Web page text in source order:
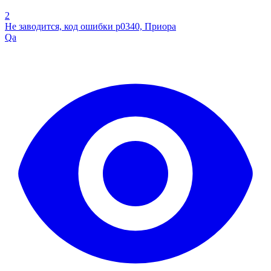
2
Не заводится, код ошибки р0340, Приора
Qa